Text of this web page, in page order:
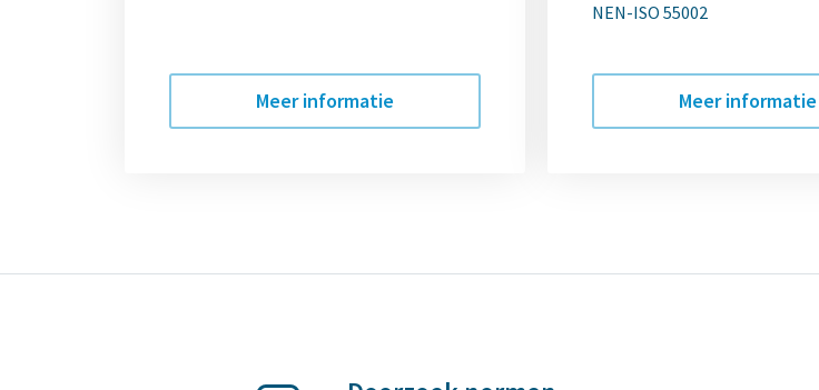
Meer informatie
NEN-ISO 55002
Meer informatie